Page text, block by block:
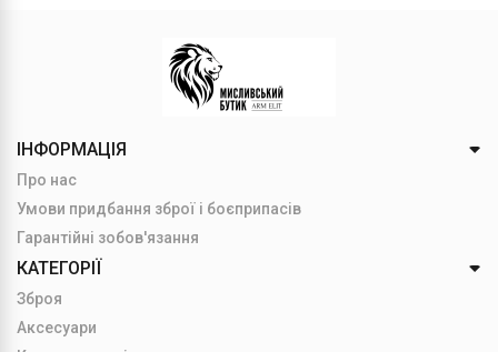
ІНФОРМАЦІЯ
Про нас
Умови придбання зброї і боєприпасів
Гарантійні зобов'язання
КАТЕГОРІЇ
Зброя
Аксесуари